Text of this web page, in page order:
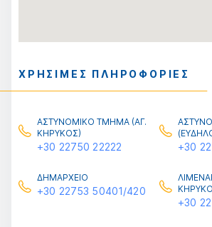
ΧΡΗΣΙΜΕΣ ΠΛΗΡΟΦΟΡΙΕΣ
ΑΣΤΥΝΟΜΙΚΟ ΤΜΗΜΑ (ΑΓ.
ΚΗΡΥΚΟΣ)
+30 22750 22222 +30
ΔΗΜΑΡΧΕΙΟ
+30 22753 50401/420
+30